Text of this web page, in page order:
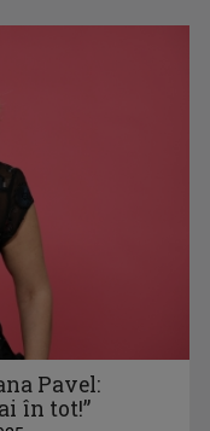
Pavel:
în tot!”